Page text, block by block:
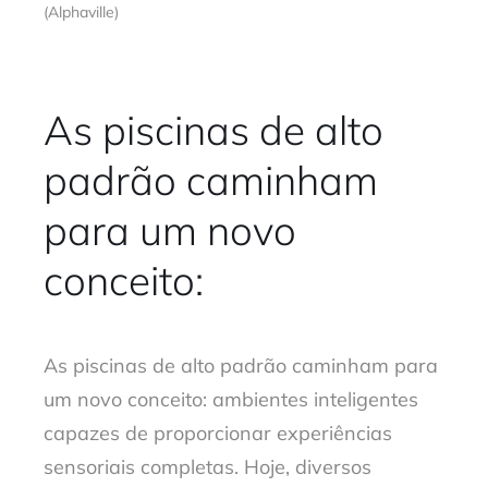
(Alphaville)
As piscinas de alto
padrão caminham
para um novo
conceito:
As piscinas de alto padrão caminham para
um novo conceito: ambientes inteligentes
capazes de proporcionar experiências
sensoriais completas. Hoje, diversos